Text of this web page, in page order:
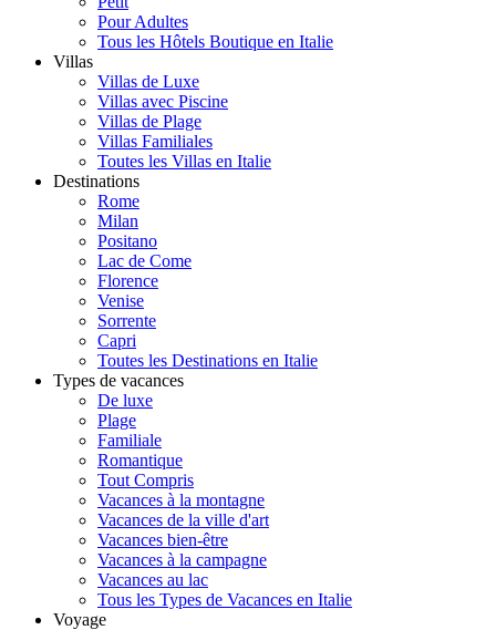
Pour Adultes
Tous les Hôtels Boutique en Italie
Villas
Villas de Luxe
Villas avec Piscine
Villas de Plage
Villas Familiales
Toutes les Villas en Italie
Destinations
Rome
Milan
Positano
Lac de Come
Florence
Venise
Sorrente
Capri
Toutes les Destinations en Italie
Types de vacances
De luxe
Plage
Familiale
Romantique
Tout Compris
Vacances à la montagne
Vacances de la ville d'art
Vacances bien-être
Vacances à la campagne
Vacances au lac
Tous les Types de Vacances en Italie
Voyage